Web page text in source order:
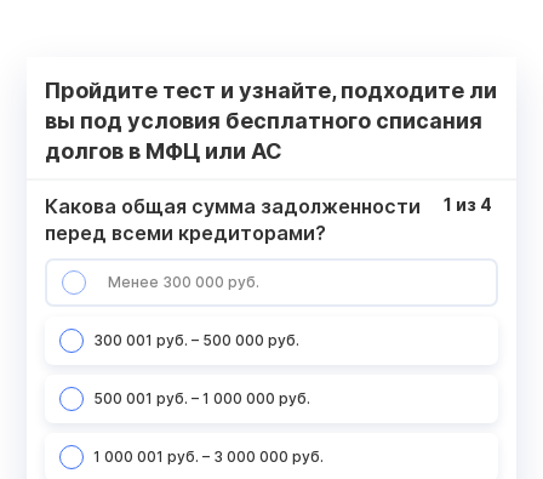
Пройдите тест и узнайте, подходите ли
вы под условия бесплатного списания
долгов в МФЦ или АС
Какова общая сумма задолженности
перед всеми кредиторами?
Менее 300 000 руб.
300 001 руб. – 500 000 руб.
500 001 руб. – 1 000 000 руб.
1 000 001 руб. – 3 000 000 руб.
1 из 4